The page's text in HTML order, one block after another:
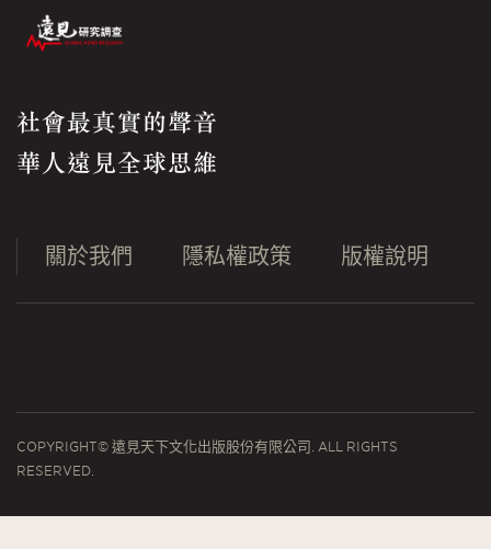
社會最真實的聲音
華人遠見全球思維
關於我們 隱私權政策 版權說明
COPYRIGHT© 遠見天下文化出版股份有限公司. ALL RIGHTS
RESERVED.